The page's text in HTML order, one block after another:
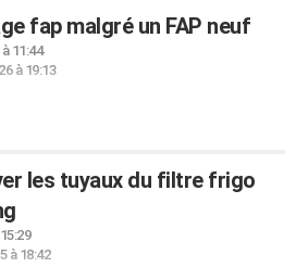
fap malgré un FAP neuf
11:44
à 19:13
les tuyaux du filtre frigo
à 18:42